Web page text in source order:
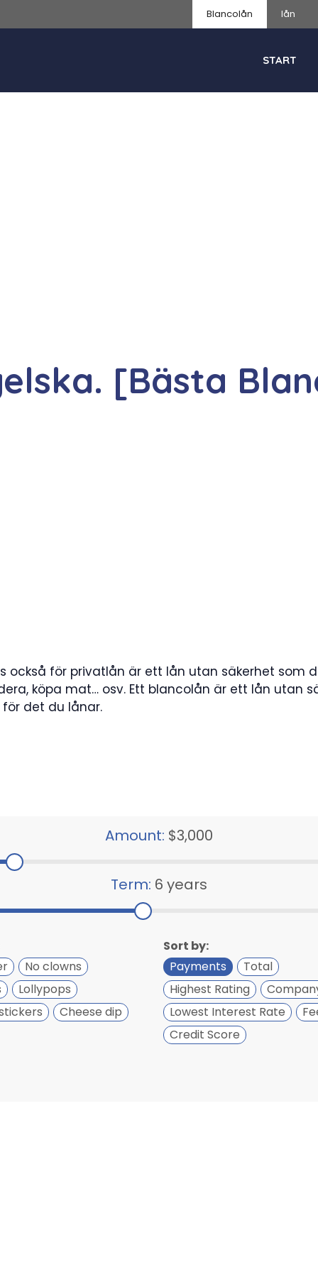
Blancolån lån
START
[Bästa
också för privatlån är ett lån utan säkerhet
köpa mat… osv. Ett blancolån är ett lån utan
det du lånar.
Amount: $3,000
Term: 6 years
No clowns
Lollypops
Cheese dip
Sort by:
Payments
Total
Highest Rating
Lowest Interest Rate
Credit Score